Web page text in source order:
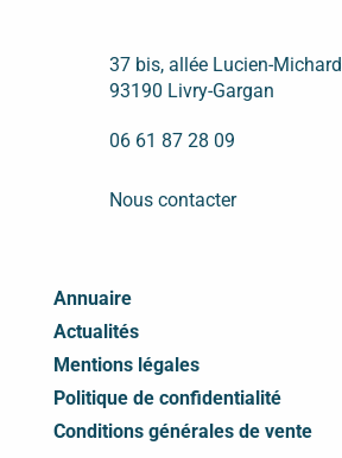
37 bis, allée Lucien-Michard
93190 Livry-Gargan
06 61 87 28 09
Nous contacter
Annuaire
Actualités
Mentions légales
Politique de confidentialité
Conditions générales de vente